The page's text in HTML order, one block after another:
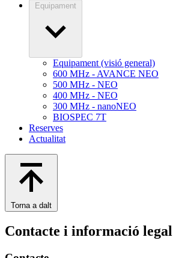
Equipament
Equipament (visió general)
600 MHz - AVANCE NEO
500 MHz - NEO
400 MHz - NEO
300 MHz - nanoNEO
BIOSPEC 7T
Reserves
Actualitat
Torna a dalt
Contacte i informació legal